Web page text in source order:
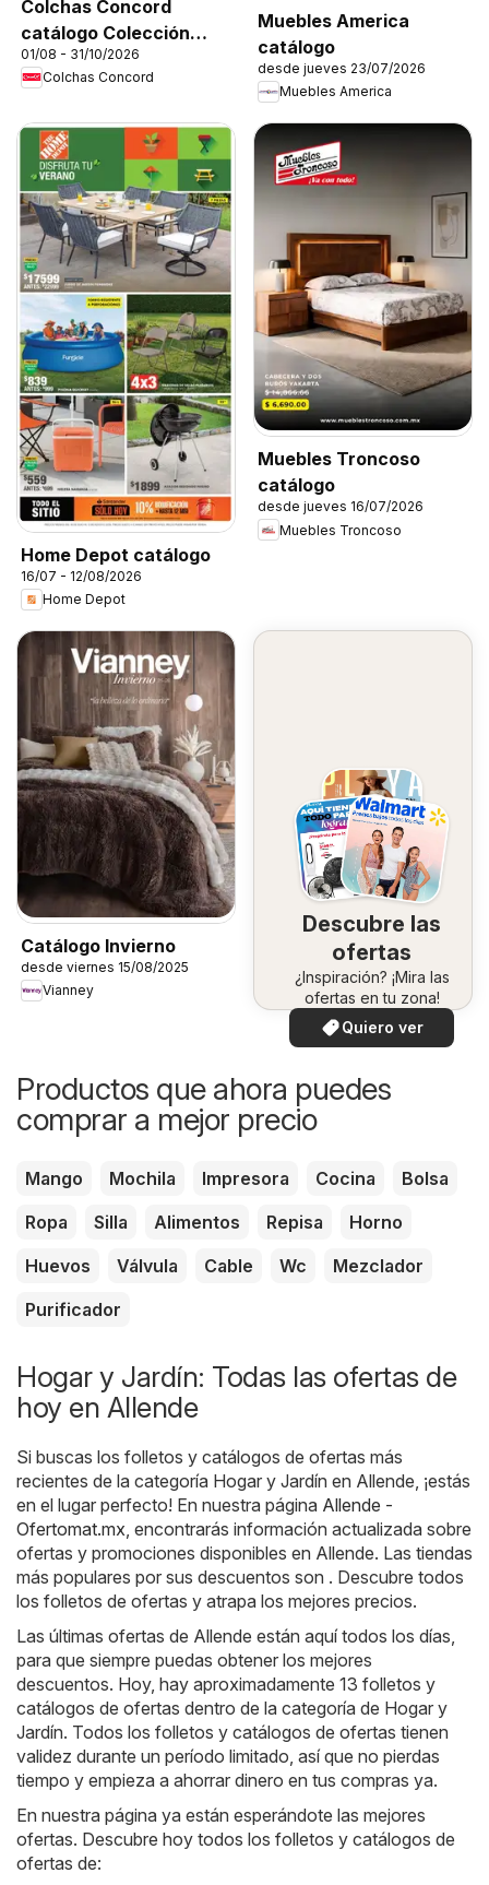
Colchas Concord
catálogo Colección
Cobertor
01/08 - 31/10/2026
Colchas Concord
Muebles America
catálogo
desde jueves 23/07/2026
Muebles America
Home Depot catálogo
16/07 - 12/08/2026
Home Depot
Muebles Troncoso
catálogo
desde jueves 16/07/2026
Muebles Troncoso
Catálogo Invierno
desde viernes 15/08/2025
Vianney
Descubre las
ofertas
¿Inspiración? ¡Mira las
ofertas en tu zona!
Quiero ver
Productos que ahora puedes
comprar a mejor precio
Mango Mochila Impresora Cocina
Bolsa
Ropa
Silla Alimentos Repisa
Horno
Huevos
Válvula Cable Wc
Mezclador
Purificador
Hogar y Jardín: Todas las ofertas de
hoy en Allende
Si buscas los folletos y catálogos de ofertas más
recientes de la categoría Hogar y Jardín en Allende, ¡estás
en el lugar perfecto! En nuestra página Allende -
Ofertomat.mx , encontrarás información actualizada sobre
ofertas y promociones disponibles en Allende. Las tiendas
más populares por sus descuentos son . Descubre todos
los folletos de ofertas y atrapa los mejores precios.
Las últimas ofertas de Allende están aquí todos los días,
para que siempre puedas obtener los mejores
descuentos. Hoy, hay aproximadamente 13 folletos y
catálogos de ofertas dentro de la categoría de Hogar y
Jardín. Todos los folletos y catálogos de ofertas tienen
validez durante un período limitado, así que no pierdas
tiempo y empieza a ahorrar dinero en tus compras ya.
En nuestra página ya están esperándote las mejores
ofertas. Descubre hoy todos los folletos y catálogos de
ofertas de: